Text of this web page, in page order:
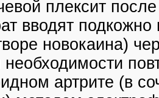
плексит
вводят подкожно
новокаина)
необходимости
артрите (в